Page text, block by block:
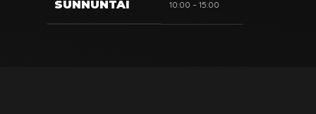
SUNNUNTAI 10:00 – 15:00